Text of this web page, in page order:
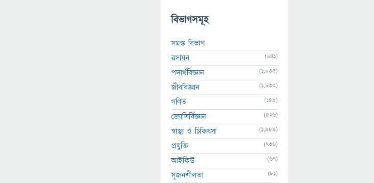
বিভাগসমূহ
সমস্ত বিভাগ
রসায়ন
(641)
পদার্থবিজ্ঞান (1,035)
জীববিজ্ঞান (1,830)
গণিত (159)
জ্যোতির্বিজ্ঞান (526)
স্বাস্থ্য ও চিকিৎসা (1,989)
প্রযুক্তি (736)
আইকিউ (67)
সৃজনশীলতা (81)